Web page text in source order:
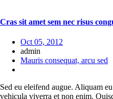
Cras sit amet sem nec risus
Oct 05, 2012
admin
Mauris consequat, arcu sed
Sed eu eleifend augue. Aliquam
vehicula viverra et non enim.